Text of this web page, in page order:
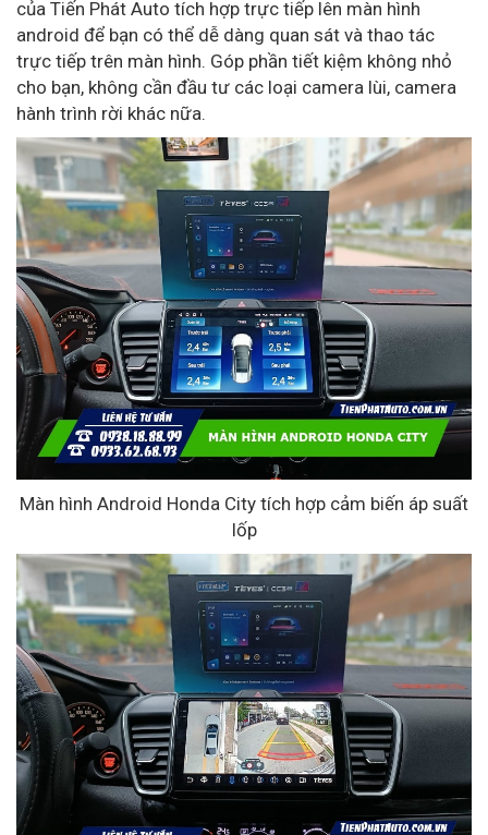
của Tiến Phát Auto tích hợp trực tiếp lên màn hình
android để bạn có thể dễ dàng quan sát và thao tác
trực tiếp trên màn hình. Góp phần tiết kiệm không nhỏ
cho bạn, không cần đầu tư các loại camera lùi, camera
hành trình rời khác nữa.
Màn hình Android Honda City tích hợp cảm biến áp suất
lốp